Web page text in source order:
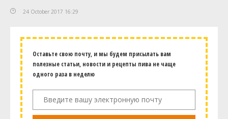
24 October 2017 16:29
Оставьте свою почту, и мы будем присылать вам
полезные статьи, новости и рецепты пива не чаще
одного раза в неделю